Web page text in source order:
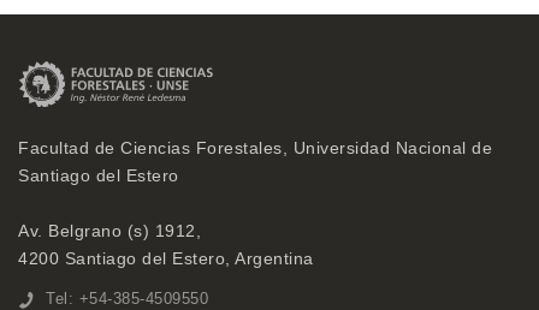
Facultad de Ciencias Forestales, Universidad Nacional de
Santiago del Estero
Av. Belgrano (s) 1912,
4200 Santiago del Estero, Argentina
Tel: +54-385-4509550